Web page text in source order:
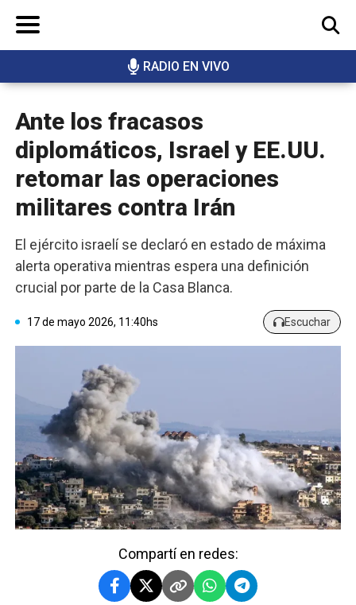
RADIO EN VIVO
BUSCAR
Ante los fracasos
diplomáticos, Israel y EE.UU.
retomar las operaciones
militares contra Irán
El ejército israelí se declaró en estado de máxima
alerta operativa mientras espera una definición
crucial por parte de la Casa Blanca.
17 de mayo 2026, 11:40hs Escuchar
Compartí en redes: